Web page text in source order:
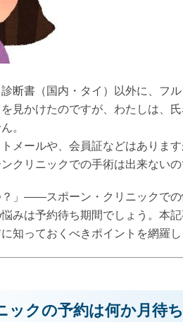
断書（国内・タイ）以外に、フ
見かけたのですが、わたしは、
。
メールや、会員証などはあります
クリニックでの手術は出来ないの
？」――スポーン・クリニックで
みは予約待ち期間でしょう。本
知っておくべきポイントを網羅し
ックの予約は何か月待